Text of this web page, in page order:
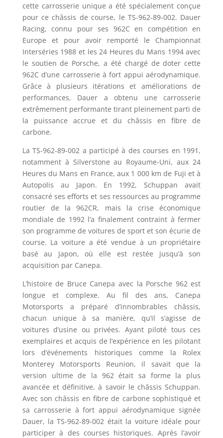
cette carrosserie unique a été spécialement conçue
pour ce châssis de course, le TS-962-89-002. Dauer
Racing, connu pour ses 962C en compétition en
Europe et pour avoir remporté le Championnat
Interséries 1988 et les 24 Heures du Mans 1994 avec
le soutien de Porsche, a été chargé de doter cette
962C d’une carrosserie à fort appui aérodynamique.
Grâce à plusieurs itérations et améliorations de
performances, Dauer a obtenu une carrosserie
extrêmement performante tirant pleinement parti de
la puissance accrue et du châssis en fibre de
carbone.
La TS-962-89-002 a participé à des courses en 1991,
notamment à Silverstone au Royaume-Uni, aux 24
Heures du Mans en France, aux 1 000 km de Fuji et à
Autopolis au Japon. En 1992, Schuppan avait
consacré ses efforts et ses ressources au programme
routier de la 962CR, mais la crise économique
mondiale de 1992 l’a finalement contraint à fermer
son programme de voitures de sport et son écurie de
course. La voiture a été vendue à un propriétaire
basé au Japon, où elle est restée jusqu’à son
acquisition par Canepa.
L’histoire de Bruce Canepa avec la Porsche 962 est
longue et complexe. Au fil des ans, Canepa
Motorsports a préparé d’innombrables châssis,
chacun unique à sa manière, qu’il s’agisse de
voitures d’usine ou privées. Ayant piloté tous ces
exemplaires et acquis de l’expérience en les pilotant
lors d’événements historiques comme la Rolex
Monterey Motorsports Reunion, il savait que la
version ultime de la 962 était sa forme la plus
avancée et définitive, à savoir le châssis Schuppan.
Avec son châssis en fibre de carbone sophistiqué et
sa carrosserie à fort appui aérodynamique signée
Dauer, la TS-962-89-002 était la voiture idéale pour
participer à des courses historiques. Après l’avoir